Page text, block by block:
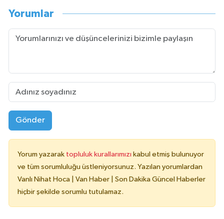
Yorumlar
Gönder
Yorum yazarak topluluk kurallarımızı kabul etmiş bulunuyor
ve tüm sorumluluğu üstleniyorsunuz. Yazılan yorumlardan
Vanlı Nihat Hoca | Van Haber | Son Dakika Güncel Haberler
hiçbir şekilde sorumlu tutulamaz.